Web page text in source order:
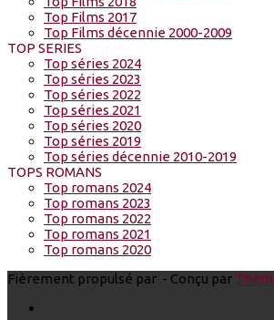
Top Films 2017
Top Films décennie 2000-2009
TOP SERIES
Top séries 2024
Top séries 2023
Top séries 2022
Top séries 2021
Top séries 2020
Top séries 2019
Top séries décennie 2010-2019
TOPS ROMANS
Top romans 2024
Top romans 2023
Top romans 2022
Top romans 2021
Top romans 2020
Fièrement propulsé par - Conçu par